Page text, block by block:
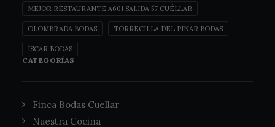
MEJOR RESTAURANTE A601 SALIDA 57 CUÉLLAR
OLOMBRADA BODAS TORRECILLA DEL PINAR BODAS
ÍSCAR BODAS
CATEGORÍAS
Finca Bodas Cuellar
Nuestra Cocina